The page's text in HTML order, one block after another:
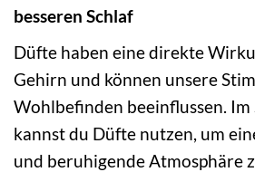
besseren Schlaf
Düfte haben eine direkte
Gehirn und können unsere
Wohlbefinden beeinflussen.
kannst du Düfte nutzen, um
und beruhigende Atmosphäre